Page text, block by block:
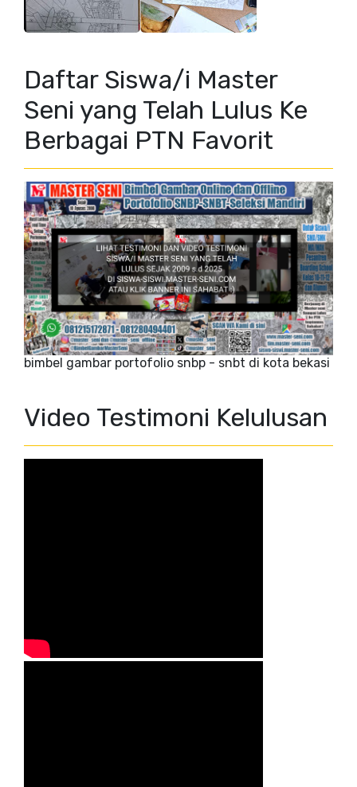
Daftar Siswa/i Master
Seni yang Telah Lulus Ke
Berbagai PTN Favorit
bimbel gambar portofolio snbp - snbt di kota bekasi
Video Testimoni Kelulusan